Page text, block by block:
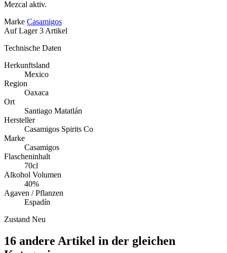
Mezcal aktiv.
Marke Casamigos
Auf Lager 3 Artikel
Technische Daten
Herkunftsland
Mexico
Region
Oaxaca
Ort
Santiago Matatlán
Hersteller
Casamigos Spirits Co
Marke
Casamigos
Flascheninhalt
70cl
Alkohol Volumen
40%
Agaven / Pflanzen
Espadín
Zustand Neu
16 andere Artikel in der gleichen